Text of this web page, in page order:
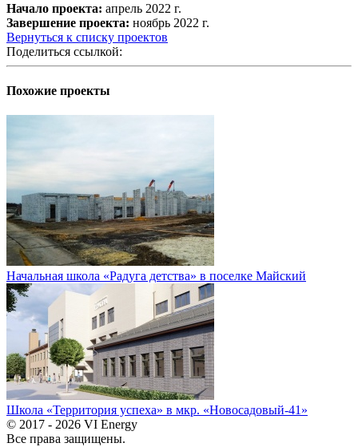
Начало проекта: апрель 2022 г.
Завершение проекта: ноябрь 2022 г.
Вернуться к списку проектов
Поделиться ссылкой:
Похожие проекты
Начальная школа «Радуга детства» в поселке Майский
Школа «Территория успеха» в мкр. «Новосадовый-41»
© 2017 - 2026 VI Energy
Все права защищены.